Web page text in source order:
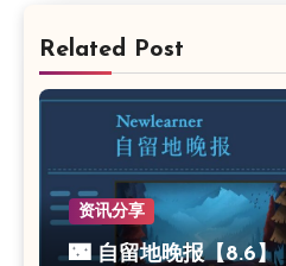
Related Post
资讯分享
🌃 自留地晚报【8.6】